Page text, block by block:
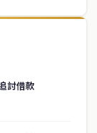
討借款
聞媒體，致力於